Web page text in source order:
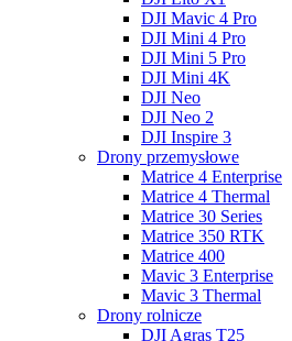
DJI Mavic 4 Pro
DJI Mini 4 Pro
DJI Mini 5 Pro
DJI Mini 4K
DJI Neo
DJI Neo 2
DJI Inspire 3
Drony przemysłowe
Matrice 4 Enterprise
Matrice 4 Thermal
Matrice 30 Series
Matrice 350 RTK
Matrice 400
Mavic 3 Enterprise
Mavic 3 Thermal
Drony rolnicze
DJI Agras T25